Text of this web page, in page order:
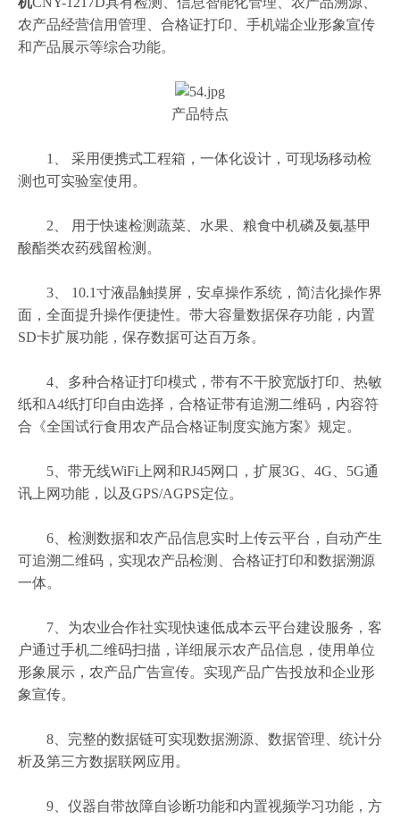
农产品经营信用管理、合格证打印、手机端企业形象宣传
和产品展示等综合功能。
产品特点
1、 采用便携式工程箱，一体化设计，可现场移动检
测也可实验室使用。
2、 用于快速检测蔬菜、水果、粮食中机磷及氨基甲
酸酯类农药残留检测。
3、 10.1寸液晶触摸屏，安卓操作系统，简洁化操作界
面，全面提升操作便捷性。带大容量数据保存功能，内置
SD卡扩展功能，保存数据可达百万条。
4、多种合格证打印模式，带有不干胶宽版打印、热敏
纸和A4纸打印自由选择，合格证带有追溯二维码，内容符
合《全国试行食用农产品合格证制度实施方案》规定。
5、带无线WiFi上网和RJ45网口，扩展3G、4G、5G通
讯上网功能，以及GPS/AGPS定位。
6、检测数据和农产品信息实时上传云平台，自动产生
可追溯二维码，实现农产品检测、合格证打印和数据溯源
一体。
7、为农业合作社实现快速低成本云平台建设服务，客
户通过手机二维码扫描，详细展示农产品信息，使用单位
形象展示，农产品广告宣传。实现产品广告投放和企业形
象宣传。
8、完整的数据链可实现数据溯源、数据管理、统计分
析及第三方数据联网应用。
9、仪器自带故障自诊断功能和内置视频学习功能，方